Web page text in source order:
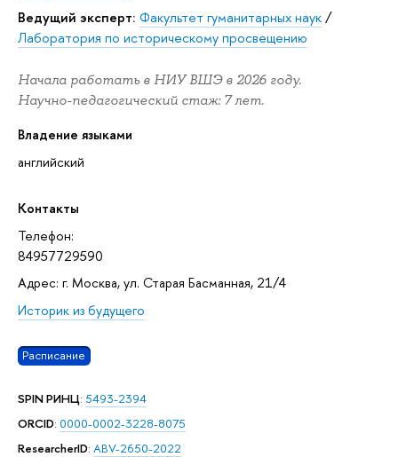
Ведущий эксперт: Факультет гуманитарных наук/
Лаборатория по историческому просвещению
Начала работать в НИУ ВШЭ в 2026 году.
Научно-педагогический стаж: 7 лет.
Владение языками
английский
Контакты
Телефон:
84957729590
Адрес: г. Москва, ул. Старая Басманная, 21/4
Историк из будущего
Расписание
SPIN РИНЦ: 5493-2394
ORCID: 0000-0002-3228-8075
ResearcherID: ABV-2650-2022